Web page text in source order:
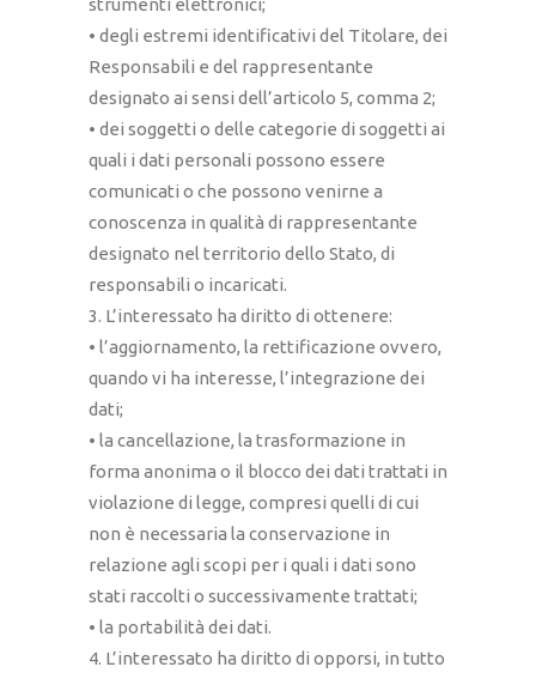
strumenti elettronici;
• degli estremi identificativi del Titolare, dei
Responsabili e del rappresentante
designato ai sensi dell’articolo 5, comma 2;
• dei soggetti o delle categorie di soggetti ai
quali i dati personali possono essere
comunicati o che possono venirne a
conoscenza in qualità di rappresentante
designato nel territorio dello Stato, di
responsabili o incaricati.
3. L’interessato ha diritto di ottenere:
• l’aggiornamento, la rettificazione ovvero,
quando vi ha interesse, l’integrazione dei
dati;
• la cancellazione, la trasformazione in
forma anonima o il blocco dei dati trattati in
violazione di legge, compresi quelli di cui
non è necessaria la conservazione in
relazione agli scopi per i quali i dati sono
stati raccolti o successivamente trattati;
• la portabilità dei dati.
4. L’interessato ha diritto di opporsi, in tutto